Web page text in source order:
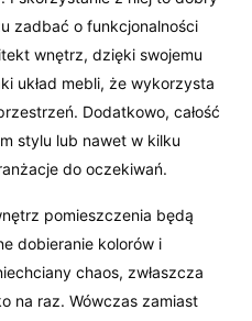
zadbać o funkcjonalności
wnętrz, dzięki swojemu
układ mebli, że wykorzysta
Dodatkowo, całość
stylu lub nawet w kilku
do oczekiwań.
pomieszczenia będą
dobieranie kolorów i
chaos, zwłaszcza
na raz. Wówczas zamiast